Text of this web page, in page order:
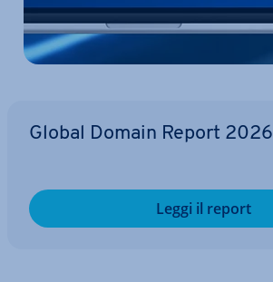
Global Domain Report 2026
Leggi il report